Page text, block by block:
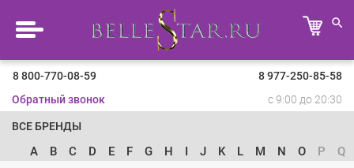
8 800-770-08-59
8 977-250-85-58
Обратный звонок
с 9:00 до 20:30
ВСЕ БРЕНДЫ
A B C D E F G H I J K L M N O P Q